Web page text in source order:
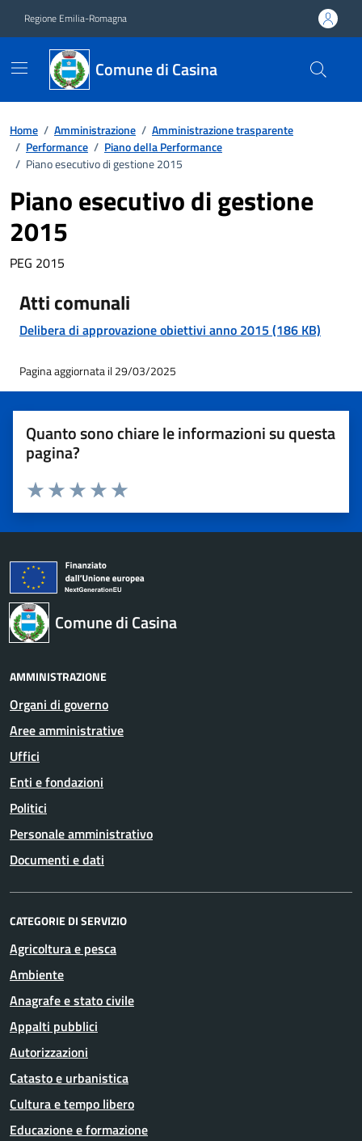
Regione Emilia-Romagna
Comune di Casina
Home / Amministrazione / Amministrazione trasparente
/ Performance / Piano della Performance
/ Piano esecutivo di gestione 2015
Piano esecutivo di gestione
2015
PEG 2015
Atti comunali
Delibera di approvazione obiettivi anno 2015 (186 KB)
Pagina aggiornata il 29/03/2025
Quanto sono chiare le informazioni su questa
pagina?
Valuta 5 stelle su 5
Valuta 4 stelle su 5
Valuta 3 stelle su 5
Valuta 2 stelle su 5
Valuta 1 stelle su 5
Comune di Casina
AMMINISTRAZIONE
Organi di governo
Aree amministrative
Uffici
Enti e fondazioni
Politici
Personale amministrativo
Documenti e dati
CATEGORIE DI SERVIZIO
Agricoltura e pesca
Ambiente
Anagrafe e stato civile
Appalti pubblici
Autorizzazioni
Catasto e urbanistica
Cultura e tempo libero
Educazione e formazione